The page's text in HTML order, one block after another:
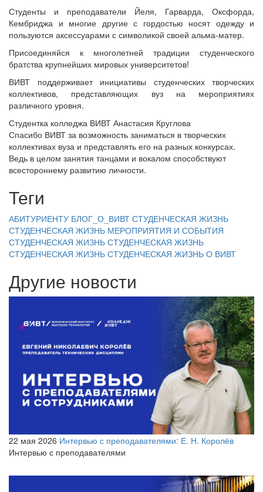
Студенты и преподаватели Йеля, Гарварда, Оксфорда,
Кембриджа и многие другие с гордостью носят одежду и
пользуются аксессуарами с символикой своей альма-матер.
Присоединяйся к многолетней традиции студенческого
братства крупнейших мировых университетов!
ВИВТ поддерживает инициативы студенческих творческих
коллективов, представляющих вуз на мероприятиях
различного уровня.
Студентка колледжа ВИВТ Анастасия Круглова
Спасибо ВИВТ за возможность заниматься в творческих
коллективах вуза и представлять его на разных конкурсах.
Ведь в целом занятия танцами и вокалом способствуют
всестороннему развитию личности.
Теги
АБИТУРИЕНТУ БЛОГ_О_ВИВТ СТУДЕНЧЕСКАЯ ЖИЗНЬ
СТУДЕНЧЕСКАЯ ЖИЗНЬ МЕРОПРИЯТИЯ И СОБЫТИЯ
СТУДЕНЧЕСКАЯ ЖИЗНЬ СТУДЕНЧЕСКАЯ ЖИЗНЬ
СТУДЕНЧЕСКАЯ ЖИЗНЬ СТУДЕНЧЕСКАЯ ЖИЗНЬ О ВИВТ
Другие новости
22 мая 2026 Интервью с преподавателями: Е. Н. Королёв
Интервью с преподавателями